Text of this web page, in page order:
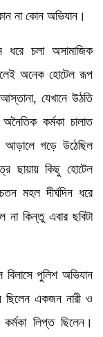
না কোন অভিযান।
ধরে চলা অসামাজিক
অনেক হোটেল রূপ
যেখানে উঠতি
কর্মকা চালাত
গড়ে উঠেছিল
ছায়ায় কিছু হোটেল
মহল দীর্ঘদিন ধরে
না কিন্তু এবার ছবিটা
পুলিশ অভিযান
ছিলেন একজন নারী ও
লিপ্ত ছিলেন।